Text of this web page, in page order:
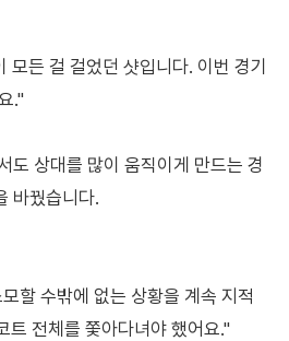
모든 걸 걸었던 샷입니다. 이번 경기
."
도 상대를 많이 움직이게 만드는 경
바꿨습니다.
할 수밖에 없는 상황을 계속 지적
트 전체를 쫓아다녀야 했어요."